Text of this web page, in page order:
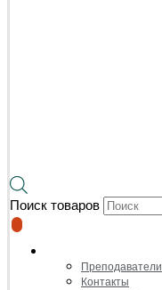
Поиск товаров
Преподаватели
Контакты